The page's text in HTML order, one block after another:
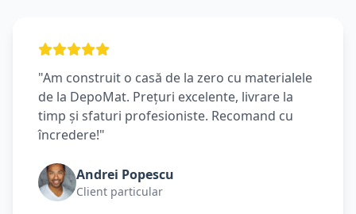
"Am construit o casă de la zero cu materialele
de la DepoMat. Prețuri excelente, livrare la
timp și sfaturi profesioniste. Recomand cu
încredere!"
Andrei Popescu
Client particular